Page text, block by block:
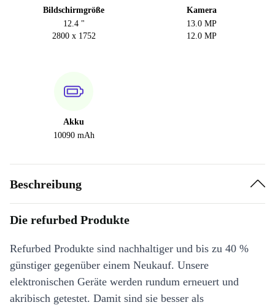
Bildschirmgröße
12.4 "
2800 x 1752
Kamera
13.0 MP
12.0 MP
Akku
10090 mAh
Beschreibung
Die refurbed Produkte
Refurbed Produkte sind nachhaltiger und bis zu 40 %
günstiger gegenüber einem Neukauf. Unsere
elektronischen Geräte werden rundum erneuert und
akribisch getestet. Damit sind sie besser als